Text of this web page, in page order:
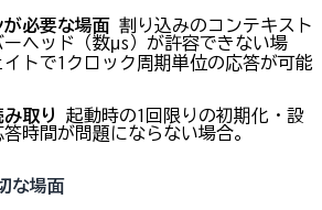
必要な場面 割り込みのコンテキスト
ーヘッド（数μs）が許容できない場
トで1クロック周期単位の応答が可能
取り
起動時の1回限りの初期化・設
時間が問題にならない場合。
な場面